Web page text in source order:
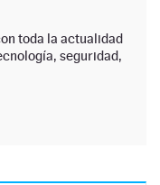
toda la actualidad
seguridad,